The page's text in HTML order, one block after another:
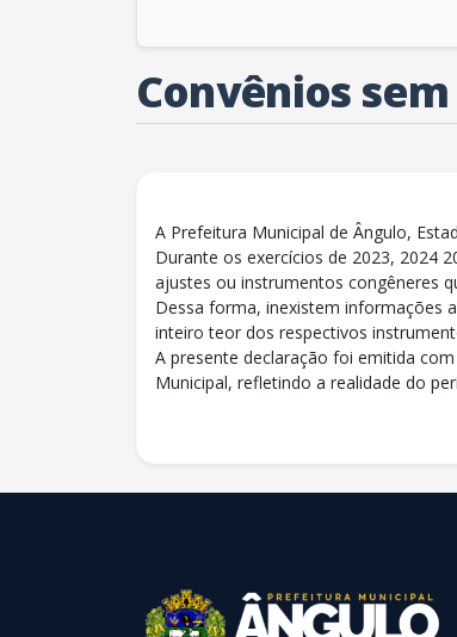
Convênios
A Prefeitura Municipal de Ângulo,
Durante os exercícios de 2023, 2024
ajustes ou instrumentos congêneres
Dessa forma, inexistem informações
inteiro teor dos respectivos
A presente declaração foi emitida
Municipal, refletindo a realidade do